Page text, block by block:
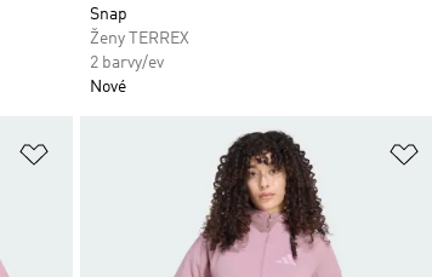
Snap
Ženy TERREX
2 barvy/ev
Nové
Přidat do seznamu přání